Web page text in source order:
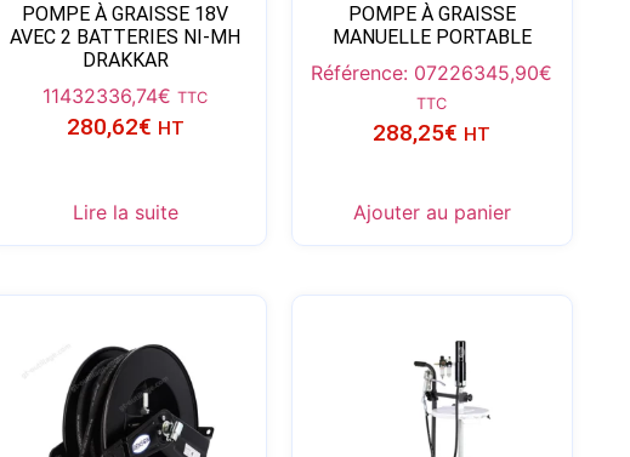
POMPE À GRAISSE 18V
AVEC 2 BATTERIES NI-MH
DRAKKAR
11432336,74€ TTC
280,62€ HT
Lire la suite
POMPE À GRAISSE
MANUELLE PORTABLE
Référence: 07226345,90€
TTC
288,25€ HT
Ajouter au panier